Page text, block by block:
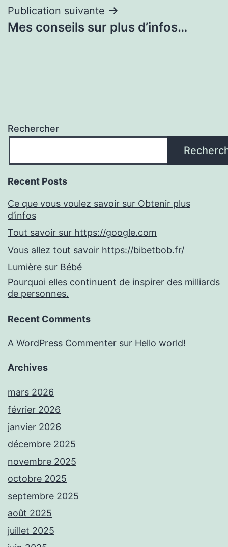
Publication suivante
Mes conseils sur plus d’infos…
Rechercher
Recent Posts
Ce que vous voulez savoir sur Obtenir plus
d’infos
Tout savoir sur https://google.com
Vous allez tout savoir https://bibetbob.fr/
Lumière sur Bébé
Pourquoi elles continuent de inspirer des milliards
de personnes.
Recent Comments
A WordPress Commenter sur Hello world!
Archives
mars 2026
février 2026
janvier 2026
décembre 2025
novembre 2025
octobre 2025
septembre 2025
août 2025
juillet 2025